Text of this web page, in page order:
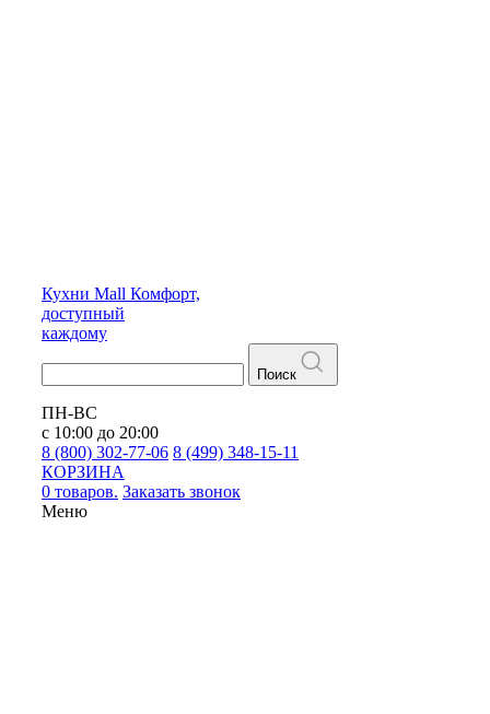
Кухни Mall Комфорт,
доступный
каждому
Поиск
ПН-ВС
с 10:00 до 20:00
8 (800) 302-77-06 8 (499) 348-15-11
КОРЗИНА
0 товаров. Заказать звонок
Меню